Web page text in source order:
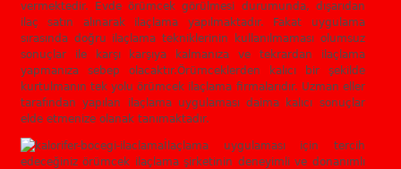
vermektedir. Evde örümcek görülmesi durumunda, dışarıdan
ilaç satın alınarak ilaçlama yapılmaktadır. Fakat uygulama
sırasında doğru ilaçlama tekniklerinin kullanılmaması olumsuz
sonuçlar ile karşı karşıya kalmanıza ve tekrardan ilaçlama
yapmanıza sebep olacaktır.Örümceklerden kalıcı bir şekilde
kurtulmanın tek yolu örümcek ilaçlama firmalarıdır. Uzman eller
tarafından yapılan ilaçlama uygulaması daima kalıcı sonuçlar
elde etmenize olanak tanımaktadır.
İlaçlama uygulaması için tercih
edeceğiniz örümcek ilaçlama şirketinin deneyimli ve donanımlı